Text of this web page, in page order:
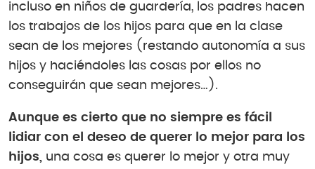
incluso en niños de guardería, los padres hacen
los trabajos de los hijos para que en la clase
sean de los mejores (restando autonomía a sus
hijos y haciéndoles las cosas por ellos no
conseguirán que sean mejores…).
Aunque es cierto que no siempre es fácil
lidiar con el deseo de querer lo mejor para los
hijos, una cosa es querer lo mejor y otra muy